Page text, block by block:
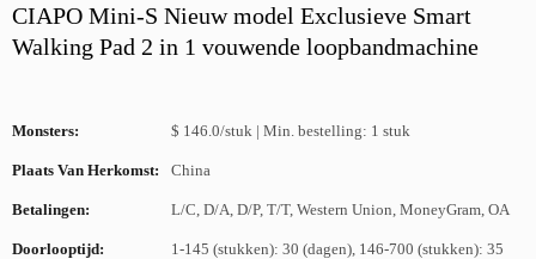
CIAPO Mini-S Nieuw model Exclusieve Smart
Walking Pad 2 in 1 vouwende loopbandmachine
Monsters: $ 146.0/stuk | Min. bestelling: 1 stuk
Plaats Van Herkomst: China
Betalingen: L/C, D/A, D/P, T/T, Western Union, MoneyGram, OA
Doorlooptijd:
1-145 (stukken): 30 (dagen), 146-700 (stukken): 35